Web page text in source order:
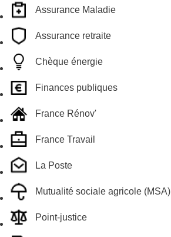
Assurance Maladie
Assurance retraite
Chèque énergie
Finances publiques
France Rénov'
France Travail
La Poste
Mutualité sociale agricole (MSA)
Point-justice